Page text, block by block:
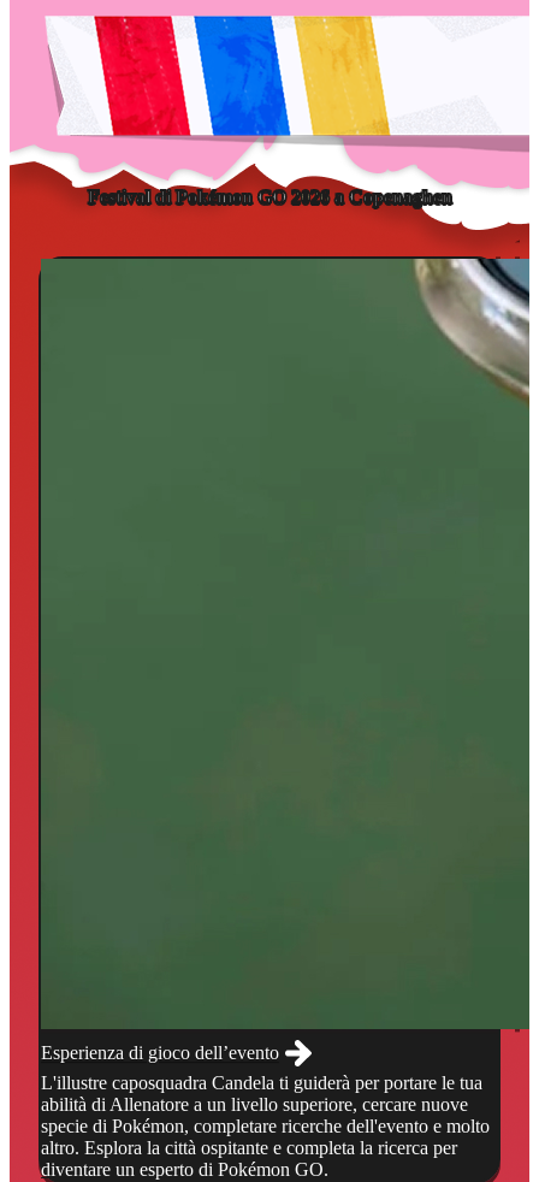
Festival di Pokémon GO 2026 a Copenaghen
Esperienza di gioco dell’evento
L'illustre caposquadra Candela ti guiderà per portare le tua
abilità di Allenatore a un livello superiore, cercare nuove
specie di Pokémon, completare ricerche dell'evento e molto
altro. Esplora la città ospitante e completa la ricerca per
diventare un esperto di Pokémon GO.